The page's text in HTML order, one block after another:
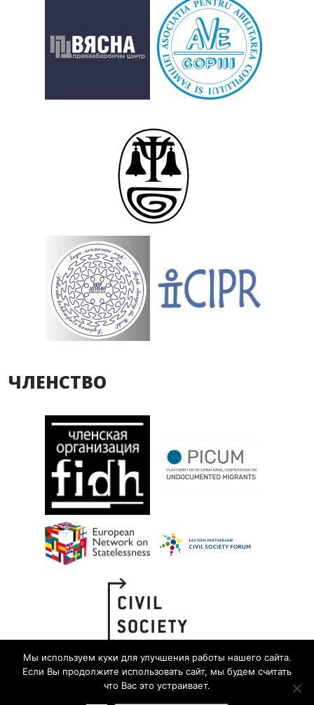
ЧЛЕНСТВО
Мы используем куки для улучшения работы нашего сайта.
Если Вы продолжите использовать сайт, мы будем считать
что Вас это устраивает.